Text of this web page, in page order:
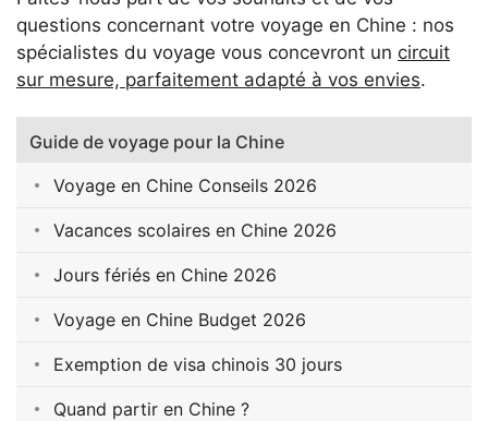
questions concernant votre voyage en Chine : nos
spécialistes du voyage vous concevront un circuit
sur mesure, parfaitement adapté à vos envies.
Guide de voyage pour la Chine
Voyage en Chine Conseils 2026
Vacances scolaires en Chine 2026
Jours fériés en Chine 2026
Voyage en Chine Budget 2026
Exemption de visa chinois 30 jours
Quand partir en Chine ?